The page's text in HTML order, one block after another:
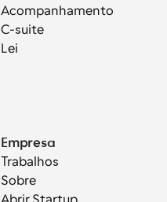
Acompanhamento
C-suite
Lei
Empresa
Trabalhos
Sobre